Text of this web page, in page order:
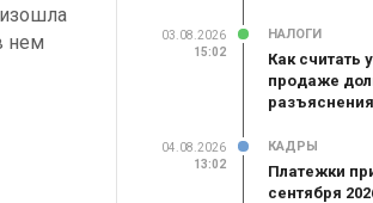
нем
03.08.2026
15:02
НАЛОГИ
Как считать
продаже
04.08.2026
13:02
КАДРЫ
Платежки
сентября